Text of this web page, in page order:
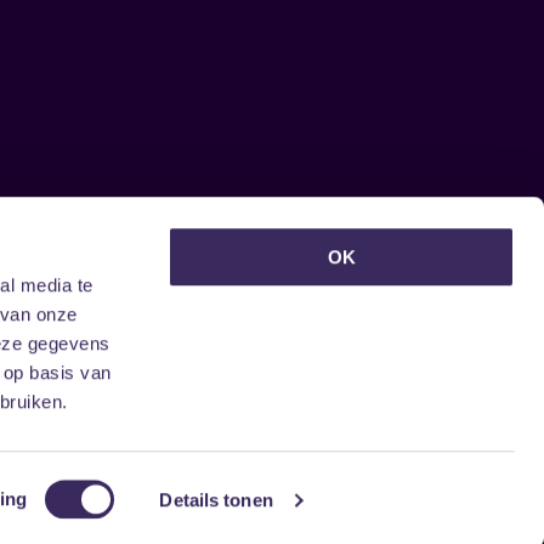
media te
onze
gegevens
basis van
Details tonen
OK
ontvangen?